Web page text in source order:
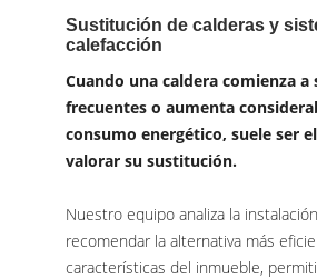
Sustitución de calderas y
calefacción
Cuando una caldera comienza
frecuentes o aumenta
consumo energético, suele ser
valorar su sustitución.
Nuestro equipo analiza la
recomendar la alternativa más
características del inmueble,